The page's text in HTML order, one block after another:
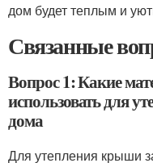
дом будет теплым и
Связанные
Вопрос 1: Какие
использовать для
дома
Для утепления крыши